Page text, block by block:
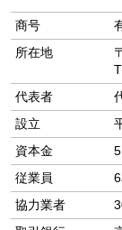
商号
所在地
代表者
設立
資本金
従業員
協力業者